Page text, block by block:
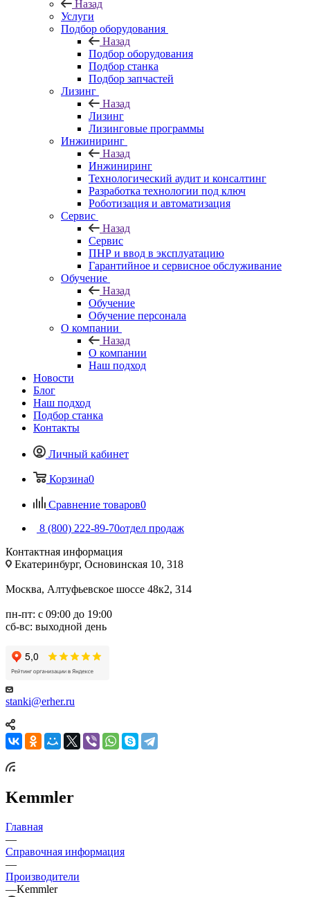
Назад
Услуги
Подбор оборудования
Назад
Подбор оборудования
Подбор станка
Подбор запчастей
Лизинг
Назад
Лизинг
Лизинговые программы
Инжиниринг
Назад
Инжиниринг
Технологический аудит и консалтинг
Разработка технологии под ключ
Роботизация и автоматизация
Сервис
Назад
Сервис
ПНР и ввод в эксплуатацию
Гарантийное и сервисное обслуживание
Обучение
Назад
Обучение
Обучение персонала
О компании
Назад
О компании
Наш подход
Новости
Блог
Наш подход
Подбор станка
Контакты
Личный кабинет
Корзина0
Сравнение товаров0
8 (800) 222-89-70отдел продаж
Контактная информация
Екатеринбург, Основинская 10, 318
Москва, Алтуфьевское шоссе 48к2, 314
пн-пт: с 09:00 до 19:00
сб-вс: выходной день
stanki@erher.ru
Kemmler
Главная
—
Справочная информация
—
Производители
—Kemmler